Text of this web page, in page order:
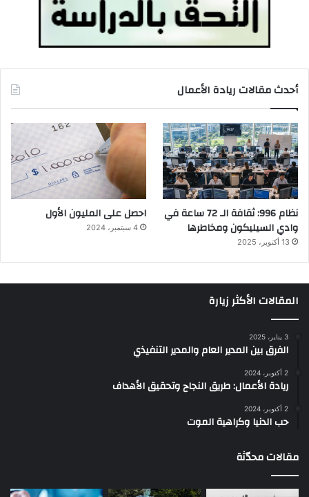
أحدث مقالات ريادة الأعمال
نظام 996: ثقافة الـ 72 ساعة في
وادي السيليكون ومخاطرها
13 أكتوبر، 2025
احصل على المليون الأول
4 سبتمبر، 2024
المقالات الأكثر زيارة
3 يناير، 2025
الفرق بين المدير العام والمدير التنفيذي
2 أكتوبر، 2024
ريادة الأعمال: طريق النجاح وتحقيق الأهداف
2 أكتوبر، 2024
حب الدنيا وكراهية الموت
مقالات محدّثة